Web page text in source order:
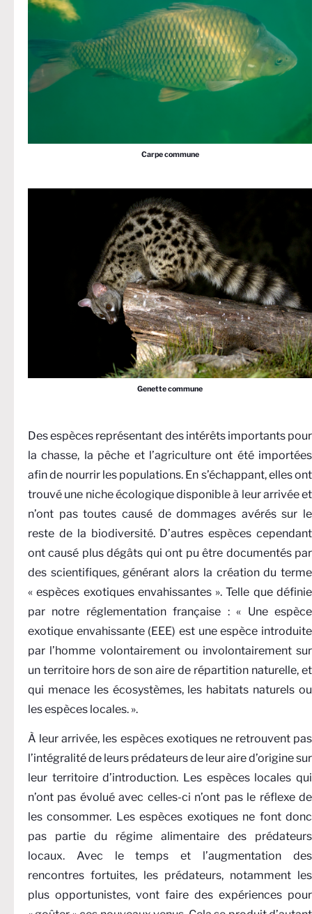
Carpe commune
Genette commune
Des espèces représentant des intérêts importants pour
la chasse, la pêche et l’agriculture ont été importées
afin de nourrir les populations. En s’échappant, elles ont
trouvé une niche écologique disponible à leur arrivée et
n’ont pas toutes causé de dommages avérés sur le
reste de la biodiversité. D’autres espèces cependant
ont causé plus dégâts qui ont pu être documentés par
des scientifiques, générant alors la création du terme
« espèces exotiques envahissantes ». Telle que définie
par notre réglementation française : « Une espèce
exotique envahissante (EEE) est une espèce introduite
par l’homme volontairement ou involontairement sur
un territoire hors de son aire de répartition naturelle, et
qui menace les écosystèmes, les habitats naturels ou
les espèces locales. ».
À leur arrivée, les espèces exotiques ne retrouvent pas
l’intégralité de leurs prédateurs de leur aire d’origine sur
leur territoire d’introduction. Les espèces locales qui
n’ont pas évolué avec celles-ci n’ont pas le réflexe de
les consommer. Les espèces exotiques ne font donc
pas partie du régime alimentaire des prédateurs
locaux. Avec le temps et l’augmentation des
rencontres fortuites, les prédateurs, notamment les
plus opportunistes, vont faire des expériences pour